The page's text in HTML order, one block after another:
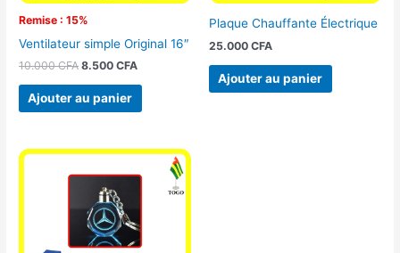
Remise : 15%
Ventilateur simple Original 16″
10.000CFA 8.500CFA
Ajouter au panier
Plaque Chauffante Électrique
25.000 CFA
Ajouter au panier